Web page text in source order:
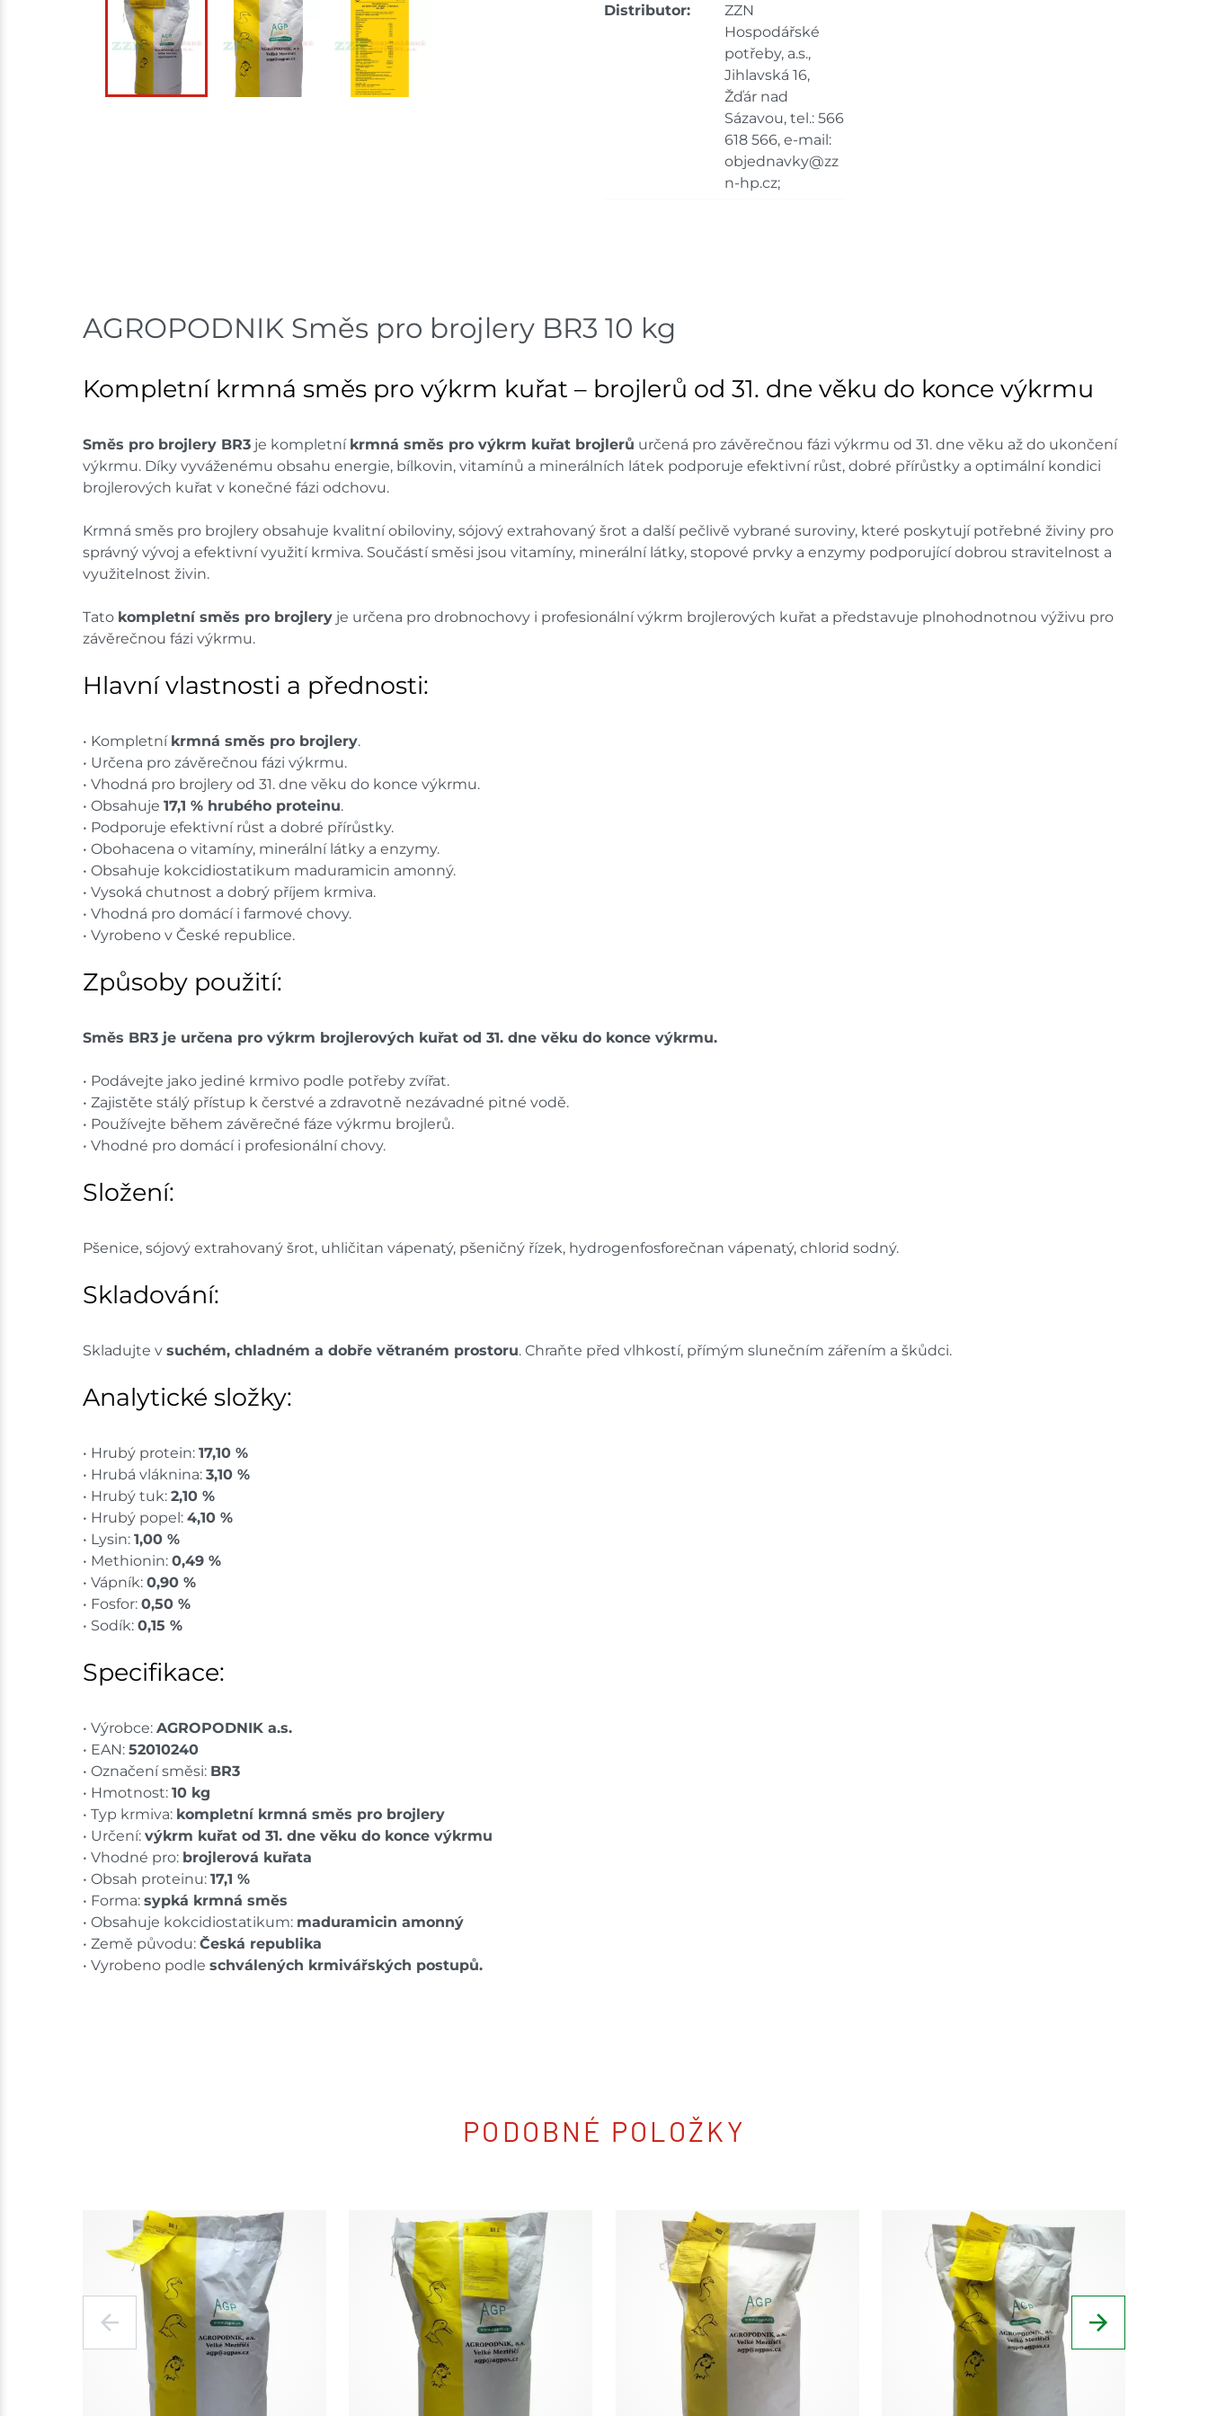
dnů
Skladem na prodejně - doručení do 7
dnů
Skladem na prodejně - doručení do 7
dnů
Skladové množství na prodejnách je pouze orientační.
Distributor:
ZZN
Hospodářské
potřeby, a.s.,
Jihlavská 16,
Žďár nad
Sázavou, tel.: 566
618 566, e-mail:
objednavky@zz
n-hp.cz;
AGROPODNIK Směs pro brojlery BR3 10 kg
Kompletní krmná směs pro výkrm kuřat – brojlerů od 31. dne věku do konce výkrmu
Směs pro brojlery BR3 je kompletní krmná směs pro výkrm kuřat brojlerů určená pro závěrečnou fázi výkrmu od 31. dne věku až do ukončení
výkrmu. Díky vyváženému obsahu energie, bílkovin, vitamínů a minerálních látek podporuje efektivní růst, dobré přírůstky a optimální kondici
brojlerových kuřat v konečné fázi odchovu.
Krmná směs pro brojlery obsahuje kvalitní obiloviny, sójový extrahovaný šrot a další pečlivě vybrané suroviny, které poskytují potřebné živiny pro
správný vývoj a efektivní využití krmiva. Součástí směsi jsou vitamíny, minerální látky, stopové prvky a enzymy podporující dobrou stravitelnost a
využitelnost živin.
Tato kompletní směs pro brojlery je určena pro drobnochovy i profesionální výkrm brojlerových kuřat a představuje plnohodnotnou výživu pro
závěrečnou fázi výkrmu.
Hlavní vlastnosti a přednosti:
• Kompletní krmná směs pro brojlery.
• Určena pro závěrečnou fázi výkrmu.
• Vhodná pro brojlery od 31. dne věku do konce výkrmu.
• Obsahuje 17,1 % hrubého proteinu.
• Podporuje efektivní růst a dobré přírůstky.
• Obohacena o vitamíny, minerální látky a enzymy.
• Obsahuje kokcidiostatikum maduramicin amonný.
• Vysoká chutnost a dobrý příjem krmiva.
• Vhodná pro domácí i farmové chovy.
• Vyrobeno v České republice.
Způsoby použití:
Směs BR3 je určena pro výkrm brojlerových kuřat od 31. dne věku do konce výkrmu.
• Podávejte jako jediné krmivo podle potřeby zvířat.
• Zajistěte stálý přístup k čerstvé a zdravotně nezávadné pitné vodě.
• Používejte během závěrečné fáze výkrmu brojlerů.
• Vhodné pro domácí i profesionální chovy.
Složení:
Pšenice, sójový extrahovaný šrot, uhličitan vápenatý, pšeničný řízek, hydrogenfosforečnan vápenatý, chlorid sodný.
Skladování:
Skladujte v suchém, chladném a dobře větraném prostoru. Chraňte před vlhkostí, přímým slunečním zářením a škůdci.
Analytické složky:
• Hrubý protein: 17,10 %
• Hrubá vláknina: 3,10 %
• Hrubý tuk: 2,10 %
• Hrubý popel: 4,10 %
• Lysin: 1,00 %
• Methionin: 0,49 %
• Vápník: 0,90 %
• Fosfor: 0,50 %
• Sodík: 0,15 %
Specifikace:
• Výrobce: AGROPODNIK a.s.
• EAN: 52010240
• Označení směsi: BR3
• Hmotnost: 10 kg
• Typ krmiva: kompletní krmná směs pro brojlery
• Určení: výkrm kuřat od 31. dne věku do konce výkrmu
• Vhodné pro: brojlerová kuřata
• Obsah proteinu: 17,1 %
• Forma: sypká krmná směs
• Obsahuje kokcidiostatikum: maduramicin amonný
• Země původu: Česká republika
• Vyrobeno podle schválených krmivářských postupů.
PODOBNÉ POLOŽKY